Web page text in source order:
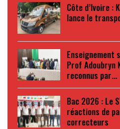
Côte d’Ivoire :
lance le
Enseignement
Prof Adoubryn
reconnus par…
Bac 2026 : Le
réactions de
correcteurs